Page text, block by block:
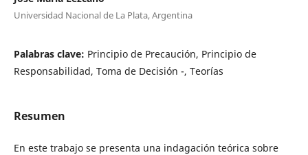
Universidad Nacional de La Plata, Argentina
Palabras clave: Principio de Precaución, Principio de
Responsabilidad, Toma de Decisión -, Teorías
Resumen
En este trabajo se presenta una indagación teórica sobre